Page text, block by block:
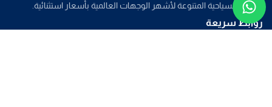
الباقات السياحية المتنوعة لأشهر الوجهات العالمية بأسعار استثنائية.
روابط سريعة